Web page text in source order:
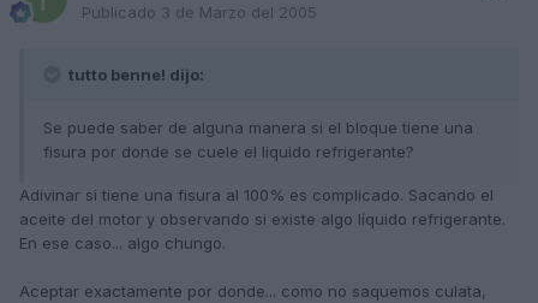
Publicado 3 de Marzo del 2005
tutto benne! dijo:
Se puede saber de alguna manera si el bloque tiene una
fisura por donde se cuele el liquido refrigerante?
Adivinar si tiene una fisura al 100% es complicado. Sacando el
aceite del motor y observando si existe algo líquido refrigerante.
En ese caso... algo chungo.
Aceptar exactamente por donde... como no saquemos culata,